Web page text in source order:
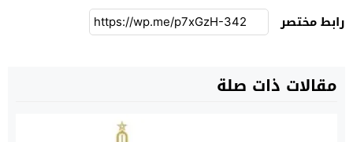
رابط مختصر
مقالات ذات صلة